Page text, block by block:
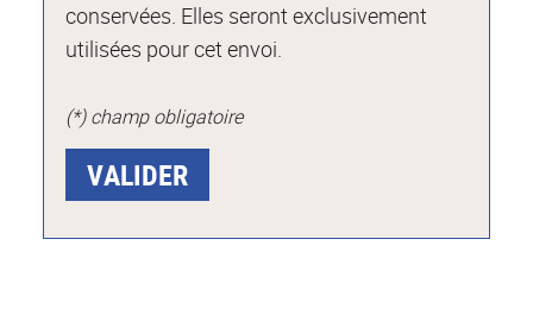
conservées. Elles seront exclusivement
utilisées pour cet envoi.
(*) champ obligatoire